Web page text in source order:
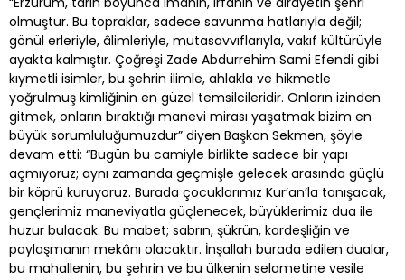
olmuştur. Bu topraklar, sadece savunma hatlarıyla değil;
gönül erleriyle, âlimleriyle, mutasavvıflarıyla, vakıf kültürüyle
ayakta kalmıştır. Çoğreşi Zade Abdurrehim Sami Efendi gibi
kıymetli isimler, bu şehrin ilimle, ahlakla ve hikmetle
yoğrulmuş kimliğinin en güzel temsilcileridir. Onların izinden
gitmek, onların bıraktığı manevi mirası yaşatmak bizim en
büyük sorumluluğumuzdur” diyen Başkan Sekmen, şöyle
devam etti: “Bugün bu camiyle birlikte sadece bir yapı
açmıyoruz; aynı zamanda geçmişle gelecek arasında güçlü
bir köprü kuruyoruz. Burada çocuklarımız Kur’an’la tanışacak,
gençlerimiz maneviyatla güçlenecek, büyüklerimiz dua ile
huzur bulacak. Bu mabet; sabrın, şükrün, kardeşliğin ve
paylaşmanın mekânı olacaktır. İnşallah burada edilen dualar,
bu mahallenin, bu şehrin ve bu ülkenin selametine vesile